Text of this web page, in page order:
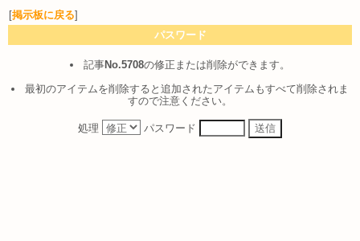
[掲示板に戻る]
パスワード
記事No.5708の修正または削除ができます。
最初のアイテムを削除すると追加されたアイテムもすべて削除されま
すので注意ください。
処理 パスワード